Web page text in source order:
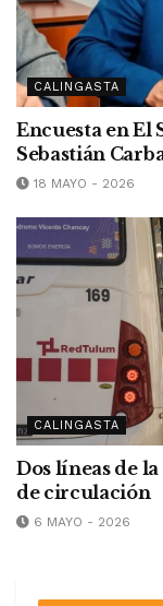
CALINGASTA
Encuesta en El
Sebastián
18 MAYO - 2026
CALINGASTA
Dos líneas de
de circulación
6 MAYO - 2026